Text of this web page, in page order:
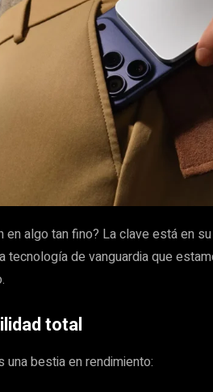
en algo tan fino? La clave está en
tecnología de vanguardia que
total
una bestia en rendimiento: